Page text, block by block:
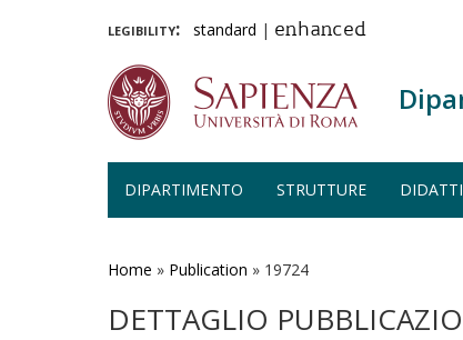
legibility: standard | enhanced
DIPARTIMENTO STRUTTURE
Home » Publication » 19724
DETTAGLIO